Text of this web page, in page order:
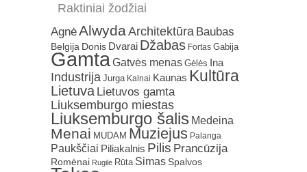
Raktiniai žodžiai
AgnėAlwydaArchitektūra Baubas
Belgija Donis Dvarai Džabas Fortas Gabija
GamtaGatvės menas Gėlės Ina
Industrija Jurga Kalnai Kaunas Kultūra
Lietuva Lietuvos gamta
Liuksemburgo miestas
Liuksemburgo šalis Medeina
Menai MUDAM Muziejus Palanga
Paukščiai Piliakalnis Pilis Prancūzija
Romėnai Rugilė Rūta Simas Spalvos